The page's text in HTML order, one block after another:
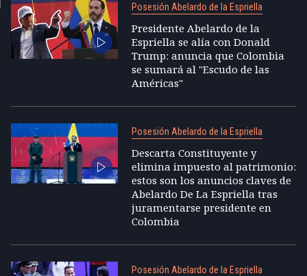
Posesión Abelardo de la Espriella
Presidente Abelardo de la
Espriella se alía con Donald
Trump: anuncia que Colombia
se sumará al "Escudo de las
Américas"
Posesión Abelardo de la Espriella
Descarta Constituyente y
elimina impuesto al patrimonio:
estos son los anuncios claves de
Abelardo De La Espriella tras
juramentarse presidente en
Colombia
Posesión Abelardo de la Espriella